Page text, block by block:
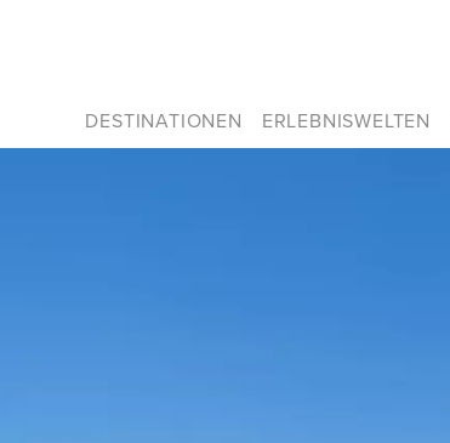
DESTINATIONEN ERLEBNISWELTEN